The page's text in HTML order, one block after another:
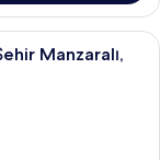
Büyük (Queen) Boy
Manzaralı,